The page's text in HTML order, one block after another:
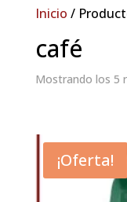
Inicio /
café
Mostrando los 5
¡Oferta!